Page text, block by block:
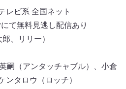
レビ系 全国ネット
て無料見逃し配信あり
、リリー）
嗣（アンタッチャブル）、小倉
ンタロウ（ロッチ）